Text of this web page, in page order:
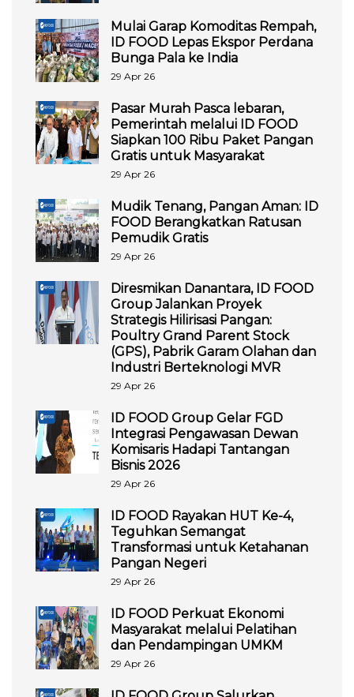
Mulai Garap Komoditas Rempah,
ID FOOD Lepas Ekspor Perdana
Bunga Pala ke India
29 Apr 26
Pasar Murah Pasca lebaran,
Pemerintah melalui ID FOOD
Siapkan 100 Ribu Paket Pangan
Gratis untuk Masyarakat
29 Apr 26
Mudik Tenang, Pangan Aman: ID
FOOD Berangkatkan Ratusan
Pemudik Gratis
29 Apr 26
Diresmikan Danantara, ID FOOD
Group Jalankan Proyek
Strategis Hilirisasi Pangan:
Poultry Grand Parent Stock
(GPS), Pabrik Garam Olahan dan
Industri Berteknologi MVR
29 Apr 26
ID FOOD Group Gelar FGD
Integrasi Pengawasan Dewan
Komisaris Hadapi Tantangan
Bisnis 2026
29 Apr 26
ID FOOD Rayakan HUT Ke-4,
Teguhkan Semangat
Transformasi untuk Ketahanan
Pangan Negeri
29 Apr 26
ID FOOD Perkuat Ekonomi
Masyarakat melalui Pelatihan
dan Pendampingan UMKM
29 Apr 26